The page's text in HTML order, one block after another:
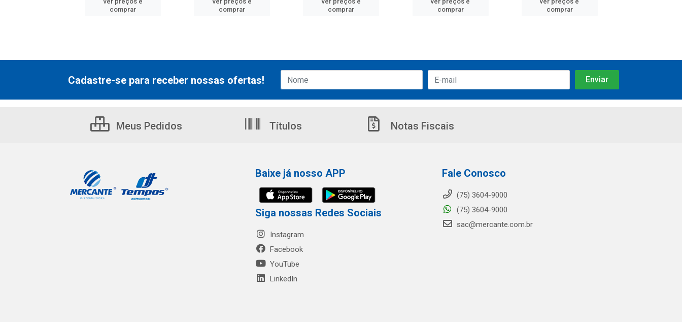
comprar
comprar
comprar
comprar
comprar
Cadastre-se para receber nossas ofertas!
Meus Pedidos Títulos Notas Fiscais
Baixe já nosso APP
Siga nossas Redes Sociais
Instagram
Facebook
YouTube
LinkedIn
Fale Conosco
(75) 3604-9000
(75) 3604-9000
sac@mercante.com.br